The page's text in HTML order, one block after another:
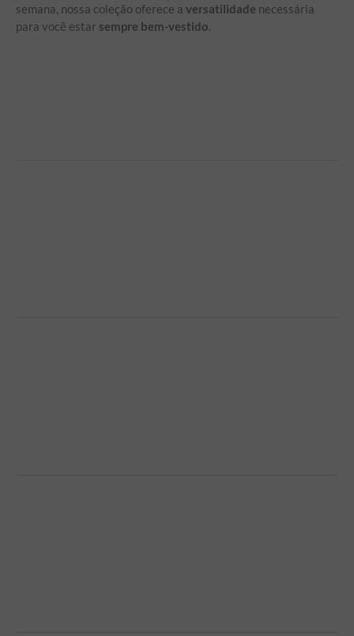
semana, nossa coleção oferece a versatilidade necessária
para você estar sempre bem-vestido.